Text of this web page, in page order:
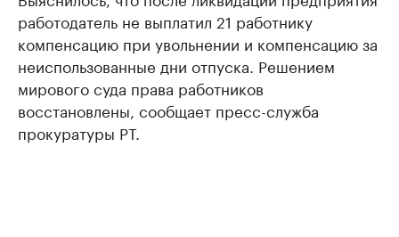
работодатель не выплатил 21 работнику
компенсацию при увольнении и компенсацию за
неиспользованные дни отпуска. Решением
мирового суда права работников
восстановлены, сообщает пресс-служба
прокуратуры РТ.